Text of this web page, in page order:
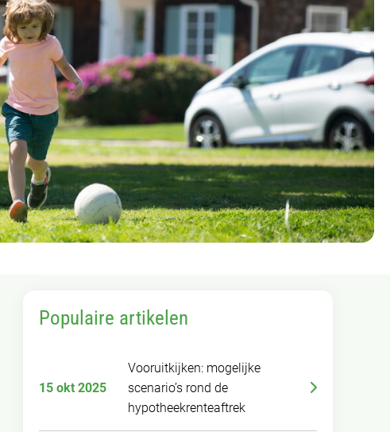
Populaire artikelen
15 okt 2025
Vooruitkijken: mogelijke
scenario’s rond de
hypotheekrenteaftrek